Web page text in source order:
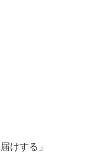
けする」